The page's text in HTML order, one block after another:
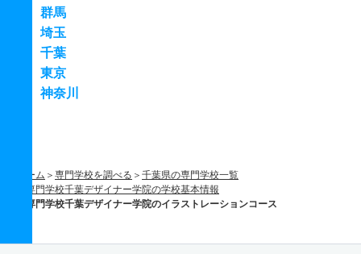
群馬
埼玉
千葉
東京
神奈川
ホーム 専門学校を調べる
千葉県の専門学校一覧
専門学校千葉デザイナー学院の学校基本情報
専門学校千葉デザイナー学院のイラストレーションコース